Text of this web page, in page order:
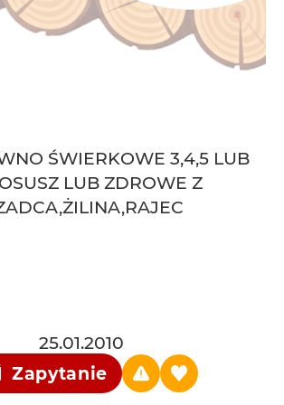
ŚWIERKOWE 3,4,5 LUB
LUB ZDROWE Z
25.01.2010
Zapytanie